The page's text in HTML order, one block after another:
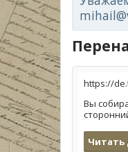
https://
Вы
Читать